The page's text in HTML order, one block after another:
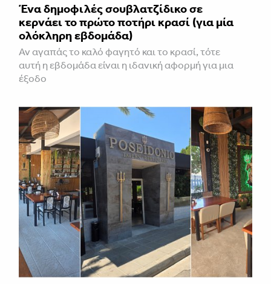
Ένα δημοφιλές σουβλατζίδικο σε
κερνάει το πρώτο ποτήρι κρασί (για μία
ολόκληρη εβδομάδα)
Αν αγαπάς το καλό φαγητό και το κρασί, τότε
αυτή η εβδομάδα είναι η ιδανική αφορμή για μια
έξοδο